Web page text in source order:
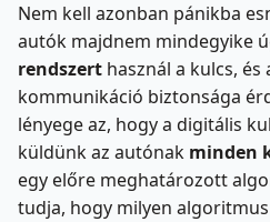
Nem kell azonban pánikba
autók majdnem mindegyike
rendszert használ a kulcs,
kommunikáció biztonsága
lényege az, hogy a digitális
küldünk az autónak minden
egy előre meghatározott
tudja, hogy milyen